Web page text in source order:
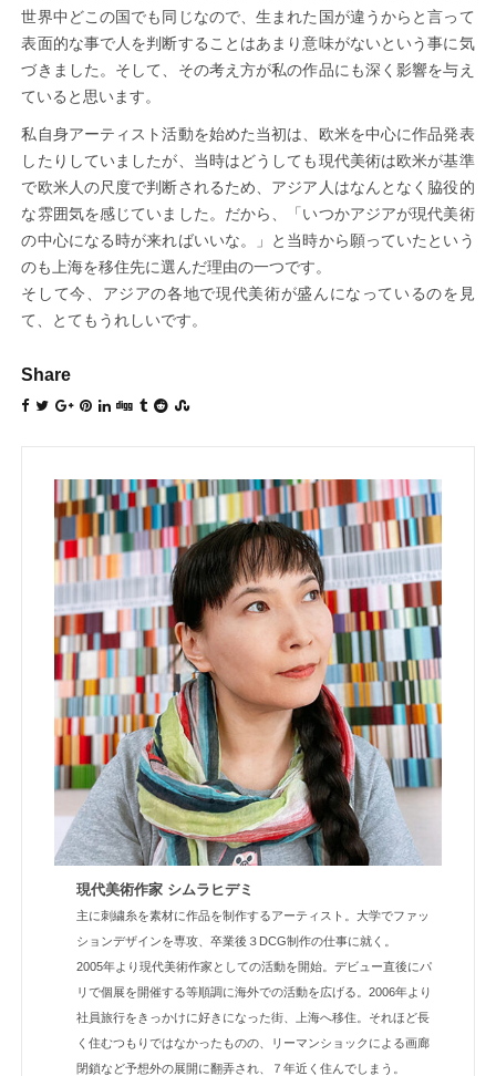
世界中どこの国でも同じなので、生まれた国が違うからと言って
表面的な事で人を判断することはあまり意味がないという事に気
づきました。そして、その考え方が私の作品にも深く影響を与え
ていると思います。
私自身アーティスト活動を始めた当初は、欧米を中心に作品発表
したりしていましたが、当時はどうしても現代美術は欧米が基準
で欧米人の尺度で判断されるため、アジア人はなんとなく脇役的
な雰囲気を感じていました。だから、「いつかアジアが現代美術
の中心になる時が来ればいいな。」と当時から願っていたという
のも上海を移住先に選んだ理由の一つです。
そして今、アジアの各地で現代美術が盛んになっているのを見
て、とてもうれしいです。
Share
現代美術作家 シムラヒデミ
主に刺繍糸を素材に作品を制作するアーティスト。大学でファッ
ションデザインを専攻、卒業後３DCG制作の仕事に就く。
2005年より現代美術作家としての活動を開始。デビュー直後にパ
リで個展を開催する等順調に海外での活動を広げる。2006年より
社員旅行をきっかけに好きになった街、上海へ移住。それほど長
く住むつもりではなかったものの、リーマンショックによる画廊
閉鎖など予想外の展開に翻弄され、７年近く住んでしまう。